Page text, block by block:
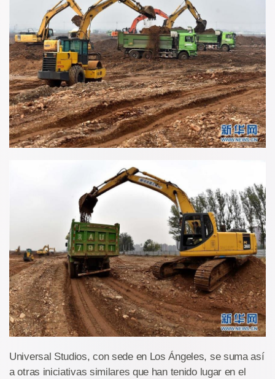
Universal Studios, con sede en Los Ángeles, se suma así
a otras iniciativas similares que han tenido lugar en el